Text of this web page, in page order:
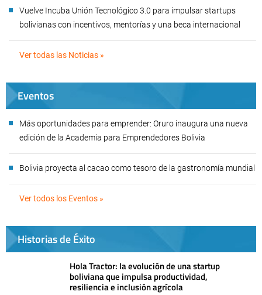
Vuelve Incuba Unión Tecnológico 3.0 para impulsar startups
bolivianas con incentivos, mentorías y una beca internacional
Ver todas las Noticias »
Eventos
Más oportunidades para emprender: Oruro inaugura una nueva
edición de la Academia para Emprendedores Bolivia
Bolivia proyecta al cacao como tesoro de la gastronomía mundial
Ver todos los Eventos »
Historias de Éxito
Hola Tractor: la evolución de una startup
boliviana que impulsa productividad,
resiliencia e inclusión agrícola